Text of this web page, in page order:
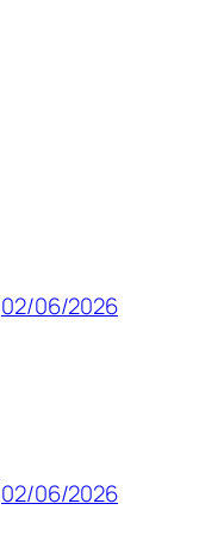
02/06/2026
02/06/2026